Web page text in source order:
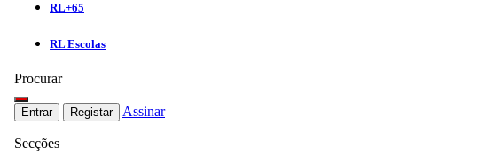
RL+65
RL Escolas
Procurar
Entrar Registar Assinar
Secções